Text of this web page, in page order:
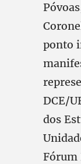
ponto
DCE/
dos
Fórum